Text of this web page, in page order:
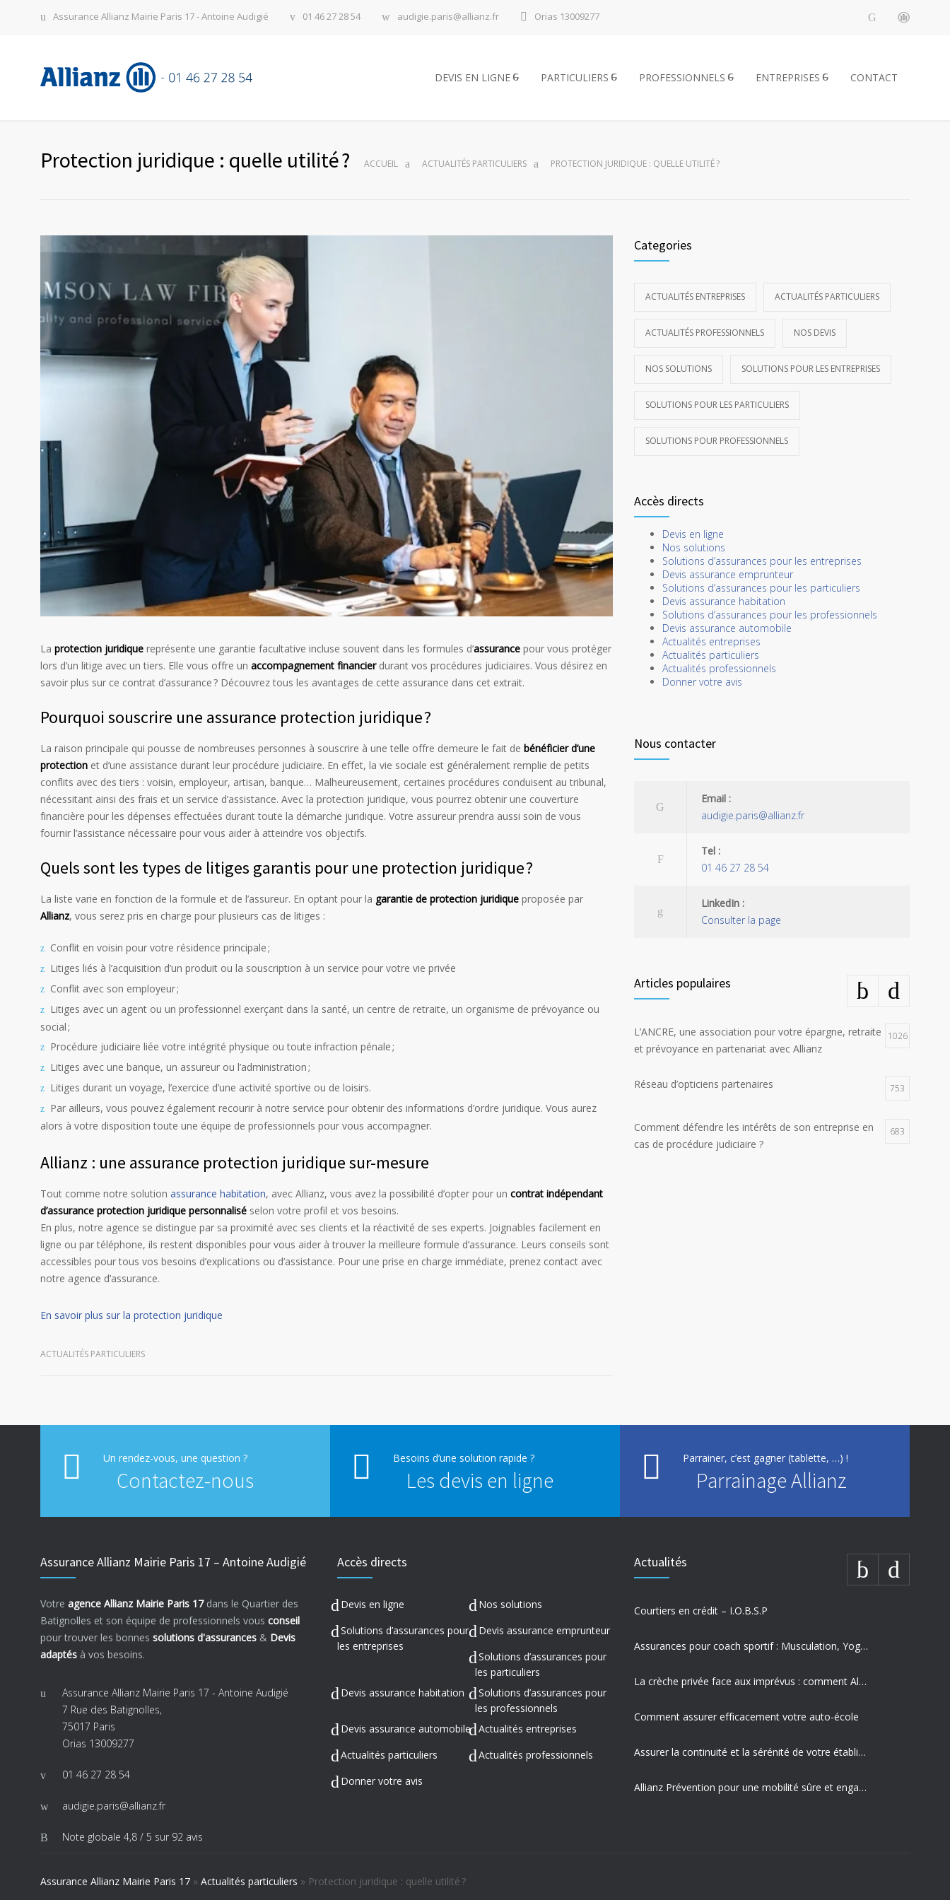
Assurance Allianz Mairie Paris 17 - Antoine Audigié 01 46 27 28 54 audigie.paris@allianz.fr Orias 13009277
DEVIS EN LIGNE PARTICULIERS PROFESSIONNELS ENTREPRISES CONTACT
Protection juridique : quelle utilité ? ACCUEIL ACTUALITÉS PARTICULIERS PROTECTION JURIDIQUE : QUELLE UTILITÉ ?
La protection juridique représente une garantie facultative incluse souvent dans les formules d’assurance pour vous protéger
lors d’un litige avec un tiers. Elle vous offre un accompagnement financierdurant vos procédures judiciaires. Vous désirez en
savoir plus sur ce contrat d’assurance ? Découvrez tous les avantages de cette assurance dans cet extrait.
Pourquoi souscrire une assurance protection juridique ?
La raison principale qui pousse de nombreuses personnes à souscrire à une telle offre demeure le fait de bénéficier d’une
protection et d’une assistance durant leur procédure judiciaire. En effet, la vie sociale est généralement remplie de petits
conflits avec des tiers : voisin, employeur, artisan, banque… Malheureusement, certaines procédures conduisent au tribunal,
nécessitant ainsi des frais et un service d’assistance. Avec la protection juridique, vous pourrez obtenir une couverture
financière pour les dépenses effectuées durant toute la démarche juridique. Votre assureur prendra aussi soin de vous
fournir l’assistance nécessaire pour vous aider à atteindre vos objectifs.
Quels sont les types de litiges garantis pour une protection juridique ?
La liste varie en fonction de la formule et de l’assureur. En optant pour la garantie de protection juridique proposée par
Allianz, vous serez pris en charge pour plusieurs cas de litiges :
Conflit en voisin pour votre résidence principale ;
Litiges liés à l’acquisition d’un produit ou la souscription à un service pour votre vie privée
Conflit avec son employeur ;
Litiges avec un agent ou un professionnel exerçant dans la santé, un centre de retraite, un organisme de prévoyance ou
social ;
Procédure judiciaire liée votre intégrité physique ou toute infraction pénale ;
Litiges avec une banque, un assureur ou l’administration ;
Litiges durant un voyage, l’exercice d’une activité sportive ou de loisirs.
Par ailleurs, vous pouvez également recourir à notre service pour obtenir des informations d’ordre juridique. Vous aurez
alors à votre disposition toute une équipe de professionnels pour vous accompagner.
Allianz : une assurance protection juridique sur-mesure
Tout comme notre solution assurance habitation, avec Allianz, vous avez la possibilité d’opter pour un contrat indépendant
d’assurance protection juridique personnalisé selon votre profil et vos besoins.
En plus, notre agence se distingue par sa proximité avec ses clients et la réactivité de ses experts. Joignables facilement en
ligne ou par téléphone, ils restent disponibles pour vous aider à trouver la meilleure formule d’assurance. Leurs conseils sont
accessibles pour tous vos besoins d’explications ou d’assistance. Pour une prise en charge immédiate, prenez contact avec
notre agence d’assurance.
En savoir plus sur la protection juridique
ACTUALITÉS PARTICULIERS
Categories
ACTUALITÉS ENTREPRISES ACTUALITÉS PARTICULIERS
ACTUALITÉS PROFESSIONNELS NOS DEVIS
NOS SOLUTIONS SOLUTIONS POUR LES ENTREPRISES
SOLUTIONS POUR LES PARTICULIERS
SOLUTIONS POUR PROFESSIONNELS
Accès directs
Devis en ligne
Nos solutions
Solutions d’assurances pour les entreprises
Devis assurance emprunteur
Solutions d’assurances pour les particuliers
Devis assurance habitation
Solutions d’assurances pour les professionnels
Devis assurance automobile
Actualités entreprises
Actualités particuliers
Actualités professionnels
Donner votre avis
Nous contacter
Email :
audigie.paris@allianz.fr
Tel :
01 46 27 28 54
LinkedIn :
Consulter la page
Articles populaires
L’ANCRE, une association pour votre épargne, retraite
et prévoyance en partenariat avec Allianz
1026
Réseau d’opticiens partenaires 753
Comment défendre les intérêts de son entreprise en
cas de procédure judiciaire ?
683
Un rendez-vous, une question ?
Contactez-nous
Besoins d’une solution rapide ?
Les devis en ligne
Parrainer, c’est gagner (tablette, …) !
Parrainage Allianz
Assurance Allianz Mairie Paris 17 – Antoine Audigié
Votre agence Allianz Mairie Paris 17dans le Quartier des
Batignolles et son équipe de professionnels vous conseil
pour trouver les bonnes solutions d'assurances & Devis
adaptés à vos besoins.
Assurance Allianz Mairie Paris 17 - Antoine Audigié
7 Rue des Batignolles,
75017 Paris
Orias 13009277
01 46 27 28 54
audigie.paris@allianz.fr
Note globale 4,8 / 5 sur 92 avis
Accès directs
Devis en ligne
Nos solutions
Solutions d’assurances pour
les entreprises
Devis assurance emprunteur
Solutions d’assurances pour
les particuliers
Devis assurance habitation
Solutions d’assurances pour
les professionnels
Devis assurance automobile Actualités entreprises
Actualités particuliers
Actualités professionnels
Donner votre avis
Actualités
Courtiers en crédit – I.O.B.S.P
Assurances pour coach sportif : Musculation, Yoga et Équitation
La crèche privée face aux imprévus : comment Allianz protège vos missions les plus précieuses
Comment assurer efficacement votre auto-école
Assurer la continuité et la sérénité de votre établissement privé
Allianz Prévention pour une mobilité sûre et engagement sociétal
Assurance Allianz Mairie Paris 17 » Actualités particuliers » Protection juridique : quelle utilité ?